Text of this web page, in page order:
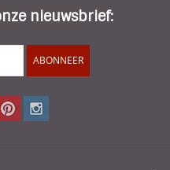
nieuwsbrief:
ABONNEER